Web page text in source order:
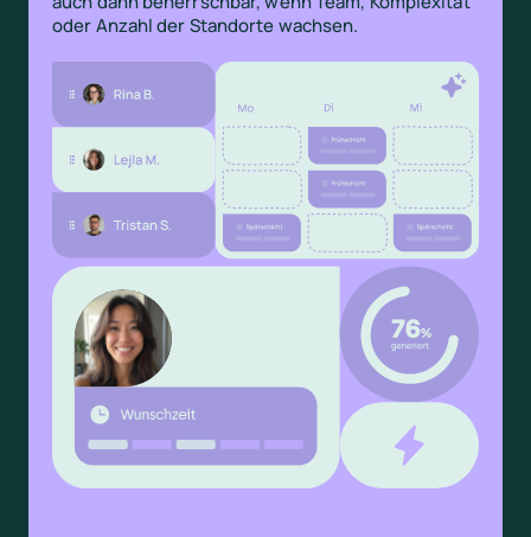
oder Anzahl der Standorte wachsen.